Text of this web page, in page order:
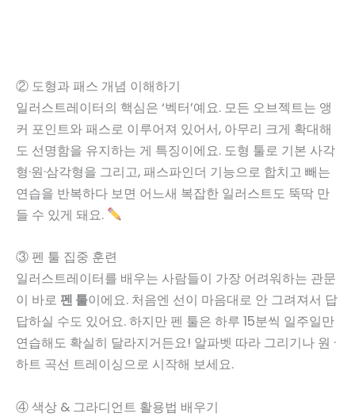
② 도형과 패스 개념 이해하기
일러스트레이터의 핵심은 ‘벡터’예요. 모든 오브젝트는 앵
커 포인트와 패스로 이루어져 있어서, 아무리 크게 확대해
도 선명함을 유지하는 게 특징이에요. 도형 툴로 기본 사각
형·원·삼각형을 그리고, 패스파인더 기능으로 합치고 빼는
연습을 반복하다 보면 어느새 복잡한 일러스트도 뚝딱 만
들 수 있게 돼요.
③ 펜 툴 집중 훈련
일러스트레이터를 배우는 사람들이 가장 어려워하는 관문
이 바로 펜 툴이에요. 처음엔 선이 마음대로 안 그려져서 답
답하실 수도 있어요. 하지만 펜 툴은 하루 15분씩 일주일만
연습해도 확실히 달라지거든요! 알파벳 따라 그리기나 원 ·
하트 곡선 트레이싱으로 시작해 보세요.
④ 색상 & 그라디언트 활용법 배우기